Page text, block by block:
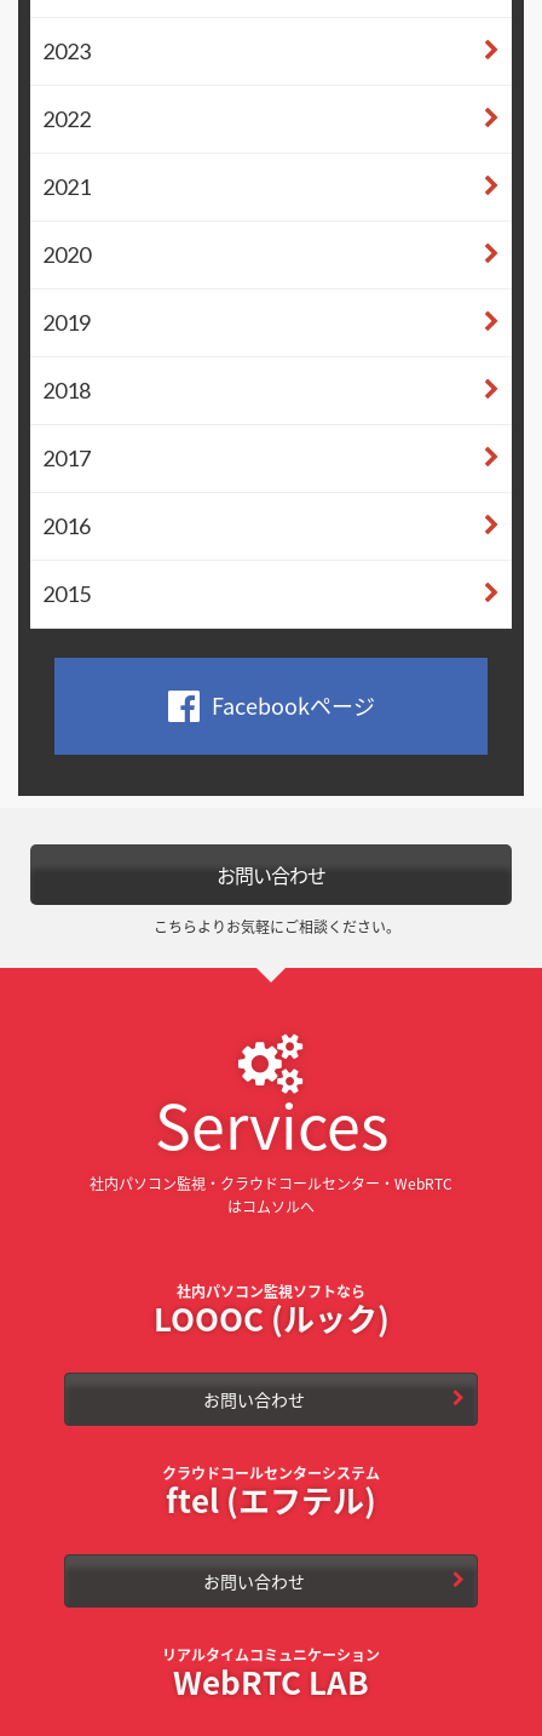
2023
2022
2021
2020
2019
2018
2017
2016
2015
Facebookページ
お問い合わせ
こちらよりお気軽にご相談ください。
Services
社内パソコン監視・クラウドコールセンター・WebRTC
はコムソルへ
社内パソコン監視ソフトなら
LOOOC (ルック)
お問い合わせ
クラウドコールセンターシステム
ftel (エフテル)
お問い合わせ
リアルタイムコミュニケーション
WebRTC LAB